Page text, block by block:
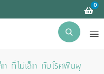
0
ก ที่ไม่เล็ก กับโรคฟันผุ